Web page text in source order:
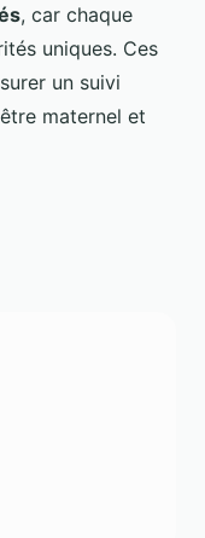
, car chaque
uniques. Ces
un suivi
maternel et